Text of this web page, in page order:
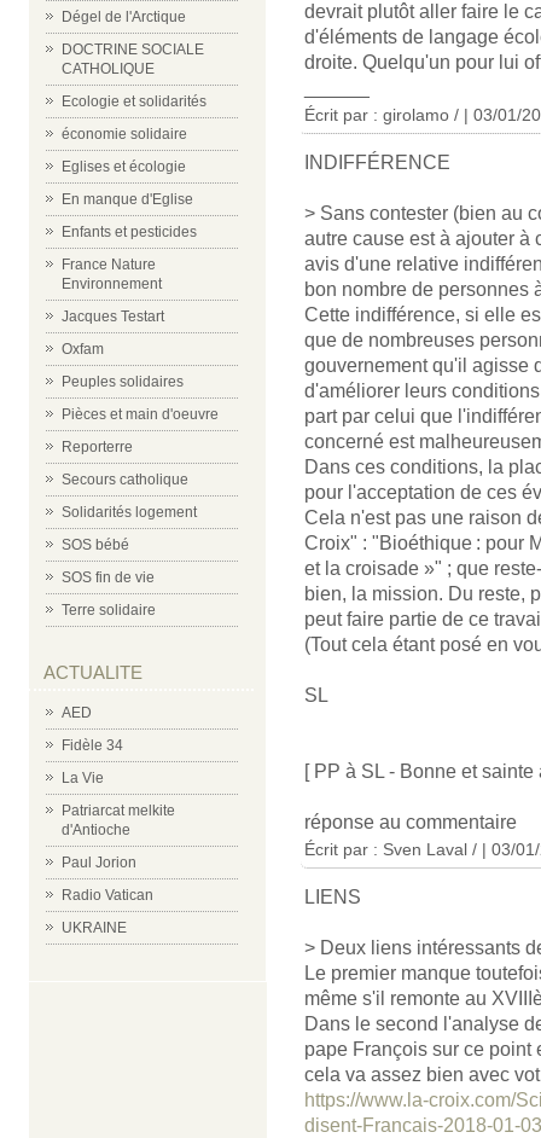
Dégel de l'Arctique
DOCTRINE SOCIALE
CATHOLIQUE
Ecologie et solidarités
économie solidaire
Eglises et écologie
En manque d'Eglise
Enfants et pesticides
France Nature
Environnement
Jacques Testart
Oxfam
Peuples solidaires
Pièces et main d'oeuvre
Reporterre
Secours catholique
Solidarités logement
SOS bébé
SOS fin de vie
Terre solidaire
ACTUALITE
AED
Fidèle 34
La Vie
Patriarcat melkite
d'Antioche
Paul Jorion
Radio Vatican
UKRAINE
devrait plutôt aller faire le
d'éléments de langage
droite. Quelqu'un pour lui
Écrit par : girolamo / | 03/01/
INDIFFÉRENCE
> Sans contester (bien au
autre cause est à ajouter à
avis d'une relative
bon nombre de personnes
Cette indifférence, si elle
que de nombreuses
gouvernement qu'il agisse
d'améliorer leurs
part par celui que
concerné est
Dans ces conditions, la
pour l'acceptation de ces
Cela n'est pas une raison
Croix" : "Bioéthique : pour
et la croisade »" ; que
bien, la mission. Du reste,
peut faire partie de ce
(Tout cela étant posé en
SL
[ PP à SL - Bonne et
réponse au commentaire
Écrit par : Sven Laval / | 03/
LIENS
> Deux liens intéressants
Le premier manque
même s'il remonte au
Dans le second l'analyse
pape François sur ce point
cela va assez bien avec
https://www.la-croix.com/
disent-Francais-2018-01-